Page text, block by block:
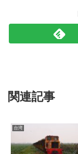
関連記事
台湾